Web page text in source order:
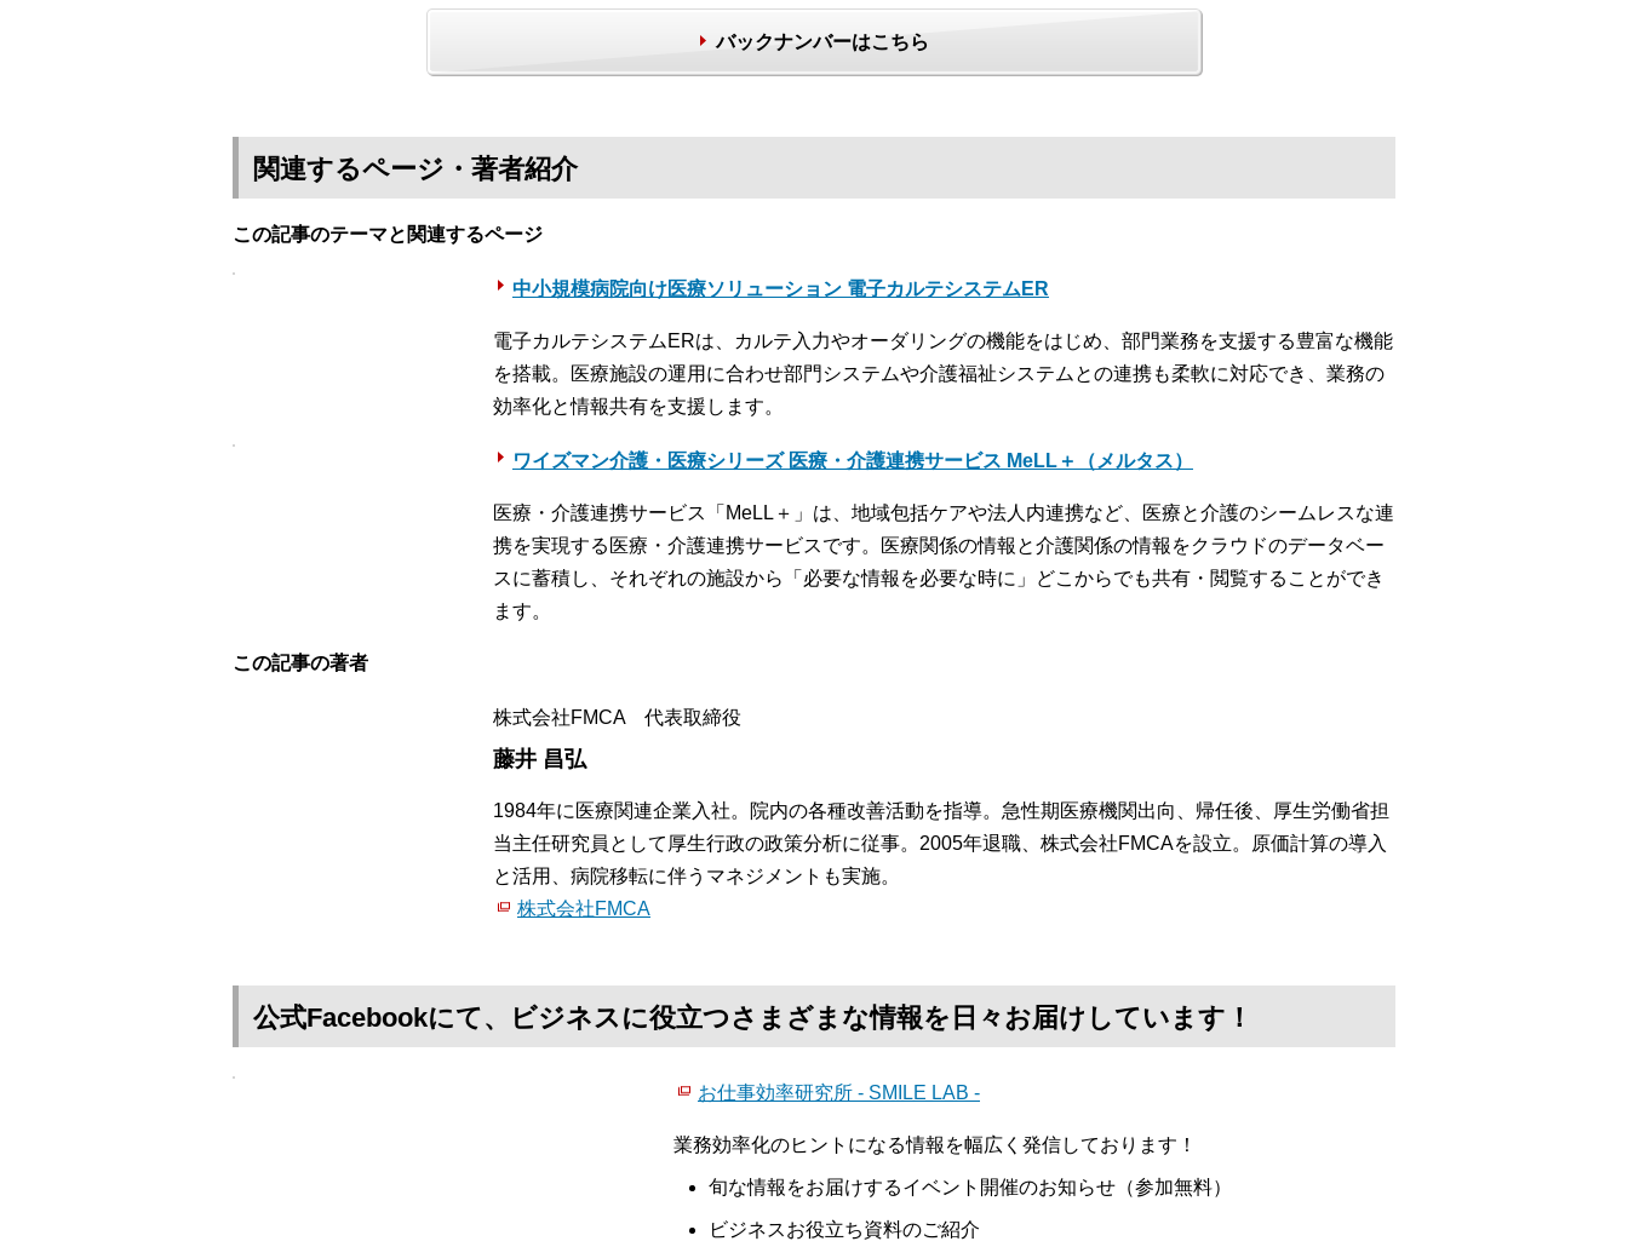
バックナンバーはこちら
関連するページ・著者紹介
この記事のテーマと関連するページ
中小規模病院向け医療ソリューション 電子カルテシステムER
電子カルテシステムERは、カルテ入力やオーダリングの機能をはじめ、部門業務を支援する豊富な機能
を搭載。医療施設の運用に合わせ部門システムや介護福祉システムとの連携も柔軟に対応でき、業務の
効率化と情報共有を支援します。
ワイズマン介護・医療シリーズ 医療・介護連携サービス MeLL＋（メルタス）
医療・介護連携サービス「MeLL＋」は、地域包括ケアや法人内連携など、医療と介護のシームレスな連
携を実現する医療・介護連携サービスです。医療関係の情報と介護関係の情報をクラウドのデータベー
スに蓄積し、それぞれの施設から「必要な情報を必要な時に」どこからでも共有・閲覧することができ
ます。
この記事の著者
株式会社FMCA 代表取締役
藤井 昌弘
1984年に医療関連企業入社。院内の各種改善活動を指導。急性期医療機関出向、帰任後、厚生労働省担
当主任研究員として厚生行政の政策分析に従事。2005年退職、株式会社FMCAを設立。原価計算の導入
と活用、病院移転に伴うマネジメントも実施。
株式会社FMCA
公式Facebookにて、ビジネスに役立つさまざまな情報を日々お届けしています！
お仕事効率研究所 - SMILE LAB -
業務効率化のヒントになる情報を幅広く発信しております！
旬な情報をお届けするイベント開催のお知らせ（参加無料）
ビジネスお役立ち資料のご紹介